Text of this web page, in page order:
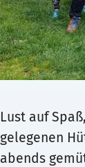
Lust auf
gelegenen
abends